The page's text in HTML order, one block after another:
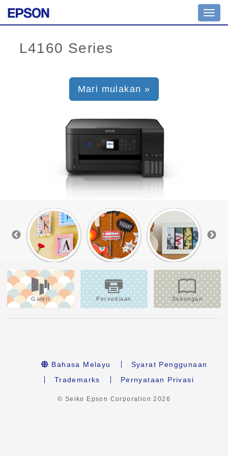
Mari mulakan »
Galeri Persediaan Sokongan
Bahasa Melayu
Syarat Penggunaan
Trademarks
Pernyataan Privasi
© Seiko Epson Corporation2026